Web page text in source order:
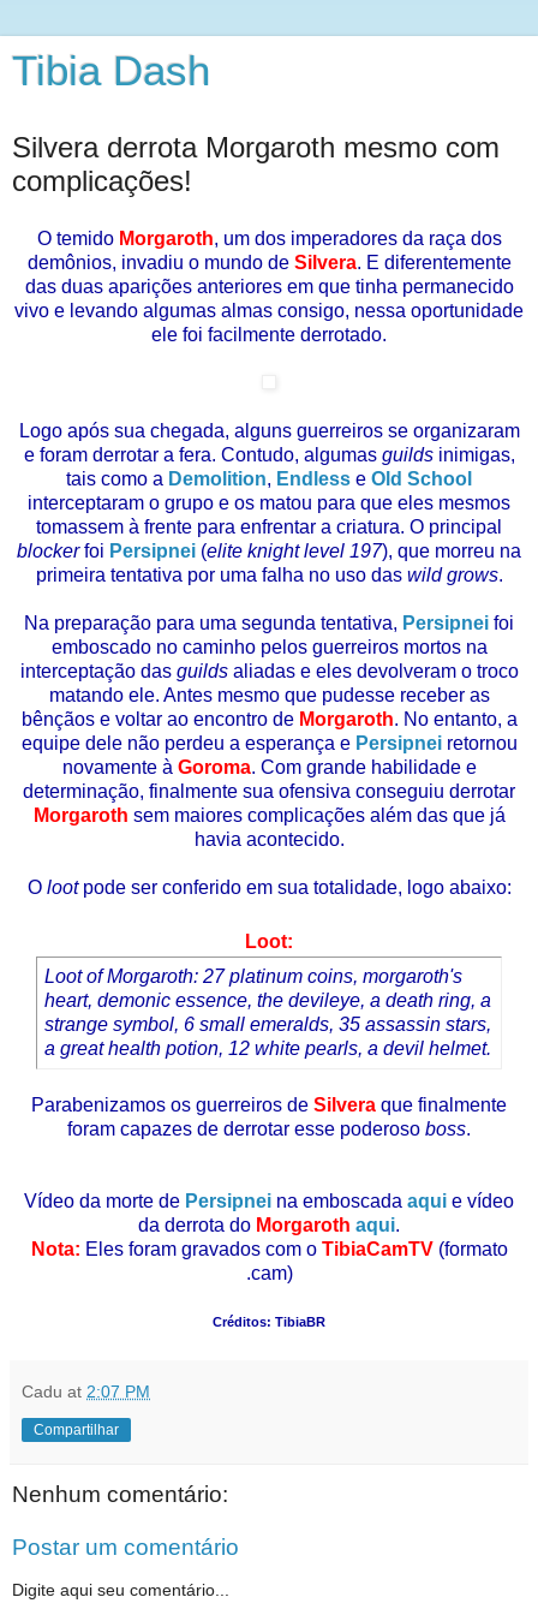
Tibia Dash
Silvera derrota Morgaroth mesmo com
complicações!
O temido Morgaroth, um dos imperadores da raça dos
demônios, invadiu o mundo de Silvera. E diferentemente
das duas aparições anteriores em que tinha permanecido
vivo e levando algumas almas consigo, nessa oportunidade
ele foi facilmente derrotado.
Logo após sua chegada, alguns guerreiros se organizaram
e foram derrotar a fera. Contudo, algumas guildsinimigas,
tais como a Demolition, Endless e Old School
interceptaram o grupo e os matou para que eles mesmos
tomassem à frente para enfrentar a criatura. O principal
blockerfoi Persipnei (elite knight level 197), que morreu na
primeira tentativa por uma falha no uso das wild grows.
Na preparação para uma segunda tentativa, Persipnei foi
emboscado no caminho pelos guerreiros mortos na
interceptação das guildsaliadas e eles devolveram o troco
matando ele. Antes mesmo que pudesse receber as
bênçãos e voltar ao encontro de Morgaroth. No entanto, a
equipe dele não perdeu a esperança e Persipneiretornou
novamente à Goroma. Com grande habilidade e
determinação, finalmente sua ofensiva conseguiu derrotar
Morgaroth sem maiores complicações além das que já
havia acontecido.
O lootpode ser conferido em sua totalidade, logo abaixo:
Loot:
Loot of Morgaroth: 27 platinum coins, morgaroth's
heart, demonic essence, the devileye, a death ring, a
strange symbol, 6 small emeralds, 35 assassin stars,
a great health potion, 12 white pearls, a devil helmet.
Parabenizamos os guerreiros de Silvera que finalmente
foram capazes de derrotar esse poderoso boss.
Vídeo da morte de Persipnei na emboscada aqui e vídeo
da derrota do Morgaroth aqui.
Nota: Eles foram gravados com o TibiaCamTV(formato
.cam)
Créditos: TibiaBR
Cadu at 2:07 PM
Compartilhar
Nenhum comentário:
Postar um comentário
Digite aqui seu comentário...